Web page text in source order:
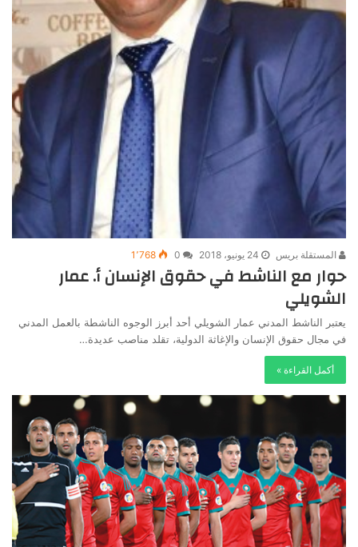
المستقلة بريس 24 يونيو، 2018 0 1٬768
حوار مع الناشط في حقوق الإنسان أ. عمار
الشويلي
يعتبر الناشط المدني عمار الشويلي أحد أبرز الوجوه الناشطة بالعمل المدني
في مجال حقوق الإنسان والإغاثة الدولية، تقلد مناصب عديدة…
أكمل القراءة »